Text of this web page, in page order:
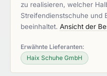
zu realisieren, welcher
Streifendienstschuhe und
beeinhaltet. Ansicht der
Erwähnte Lieferanten:
Haix Schuhe GmbH